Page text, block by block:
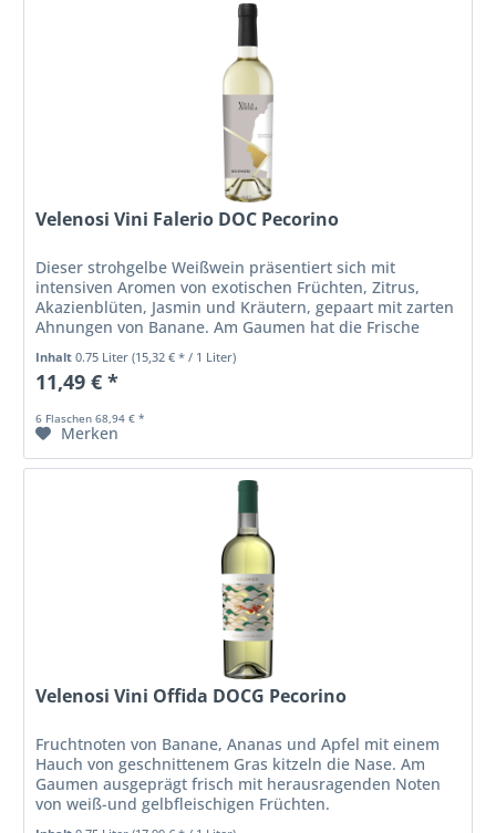
Velenosi Vini Falerio DOC Pecorino
Dieser strohgelbe Weißwein präsentiert sich mit
intensiven Aromen von exotischen Früchten, Zitrus,
Akazienblüten, Jasmin und Kräutern, gepaart mit zarten
Ahnungen von Banane. Am Gaumen hat die Frische
Inhalt0.75 Liter(15,32 € * / 1 Liter)
11,49 € *
6 Flaschen 68,94 € *
Merken
Velenosi Vini Offida DOCG Pecorino
Fruchtnoten von Banane, Ananas und Apfel mit einem
Hauch von geschnittenem Gras kitzeln die Nase. Am
Gaumen ausgeprägt frisch mit herausragenden Noten
von weiß-und gelbfleischigen Früchten.